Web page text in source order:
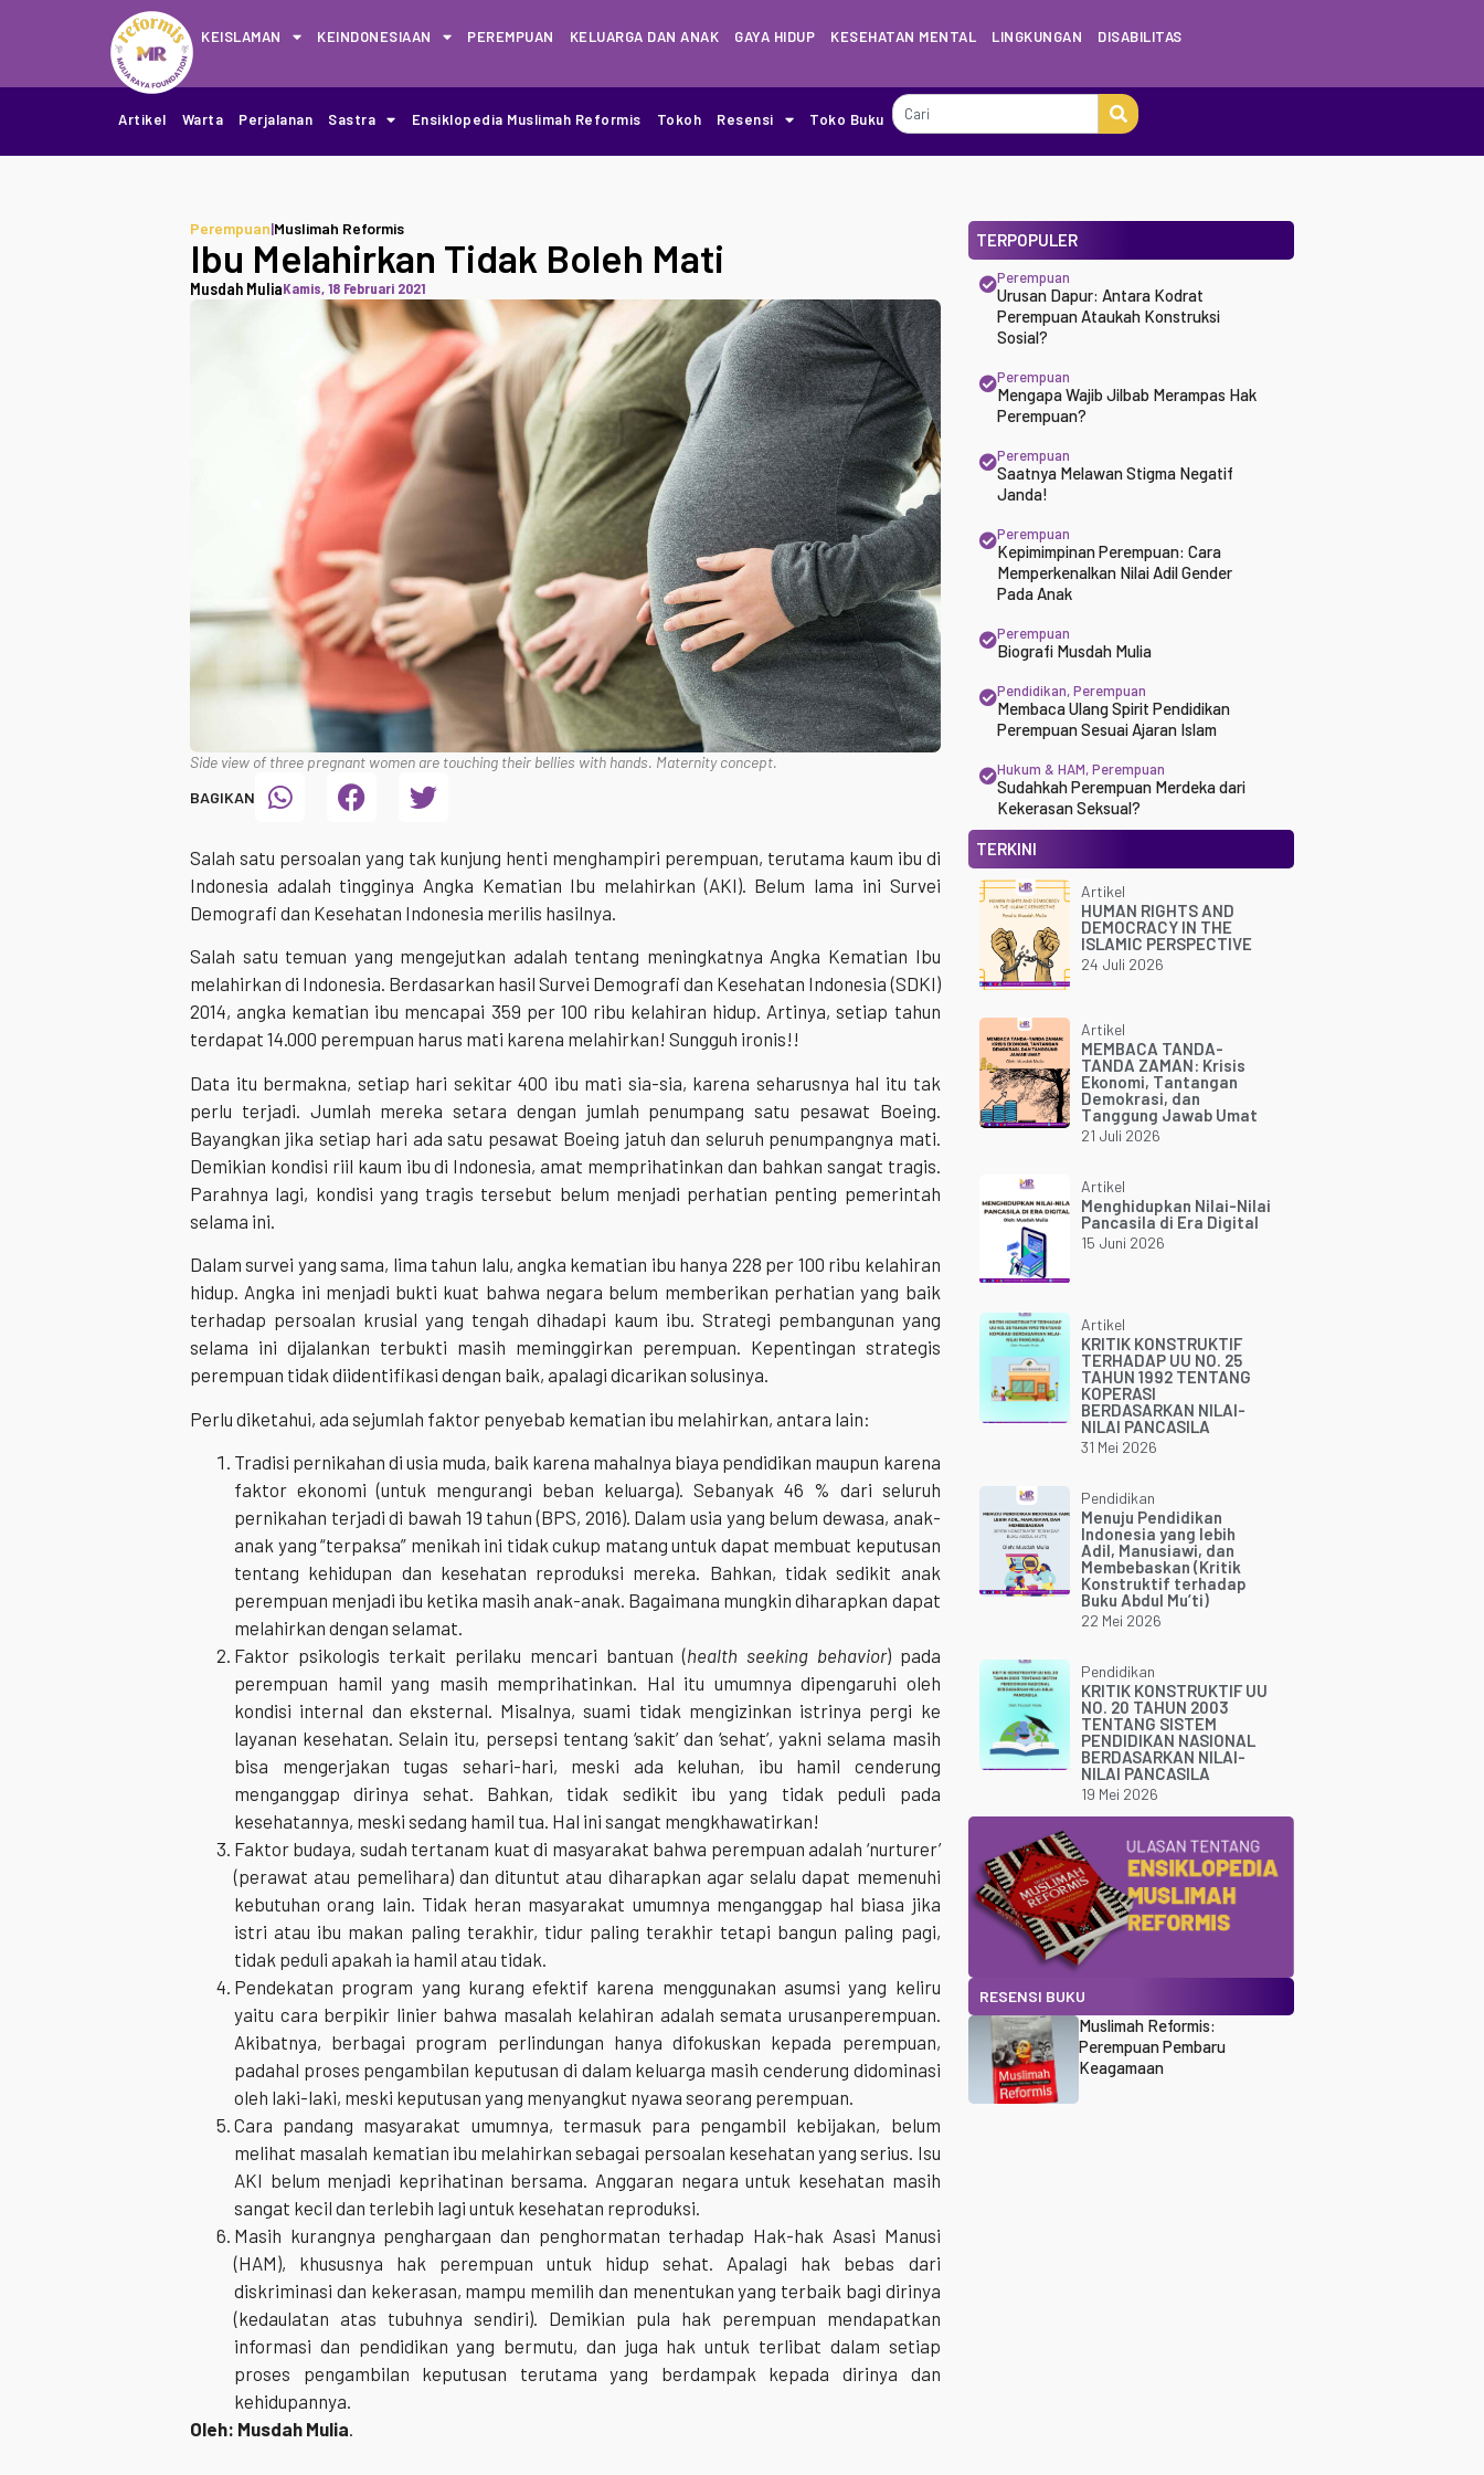
KEISLAMAN KEINDONESIAAN PEREMPUAN KELUARGA DAN ANAK GAYA HIDUP KESEHATAN MENTAL LINGKUNGAN DISABILITAS
Artikel Warta Perjalanan Sastra Ensiklopedia Muslimah Reformis Tokoh Resensi Toko Buku
Perempuan|Muslimah Reformis
Ibu Melahirkan Tidak Boleh Mati
Musdah MuliaKamis, 18 Februari 2021
Side view of three pregnant women are touching their bellies with hands. Maternity concept.
BAGIKAN
Salah satu persoalan yang tak kunjung henti menghampiri perempuan, terutama kaum ibu di
Indonesia adalah tingginya Angka Kematian Ibu melahirkan (AKI). Belum lama ini Survei
Demografi dan Kesehatan Indonesia merilis hasilnya.
Salah satu temuan yang mengejutkan adalah tentang meningkatnya Angka Kematian Ibu
melahirkan di Indonesia. Berdasarkan hasil Survei Demografi dan Kesehatan Indonesia (SDKI)
2014, angka kematian ibu mencapai 359 per 100 ribu kelahiran hidup. Artinya, setiap tahun
terdapat 14.000 perempuan harus mati karena melahirkan! Sungguh ironis!!
Data itu bermakna, setiap hari sekitar 400 ibu mati sia-sia, karena seharusnya hal itu tak
perlu terjadi. Jumlah mereka setara dengan jumlah penumpang satu pesawat Boeing.
Bayangkan jika setiap hari ada satu pesawat Boeing jatuh dan seluruh penumpangnya mati.
Demikian kondisi riil kaum ibu di Indonesia, amat memprihatinkan dan bahkan sangat tragis.
Parahnya lagi, kondisi yang tragis tersebut belum menjadi perhatian penting pemerintah
selama ini.
Dalam survei yang sama, lima tahun lalu, angka kematian ibu hanya 228 per 100 ribu kelahiran
hidup. Angka ini menjadi bukti kuat bahwa negara belum memberikan perhatian yang baik
terhadap persoalan krusial yang tengah dihadapi kaum ibu. Strategi pembangunan yang
selama ini dijalankan terbukti masih meminggirkan perempuan. Kepentingan strategis
perempuan tidak diidentifikasi dengan baik, apalagi dicarikan solusinya.
Perlu diketahui, ada sejumlah faktor penyebab kematian ibu melahirkan, antara lain:
Tradisi pernikahan di usia muda, baik karena mahalnya biaya pendidikan maupun karena
faktor ekonomi (untuk mengurangi beban keluarga). Sebanyak 46 % dari seluruh
pernikahan terjadi di bawah 19 tahun (BPS, 2016). Dalam usia yang belum dewasa, anak-
anak yang “terpaksa” menikah ini tidak cukup matang untuk dapat membuat keputusan
tentang kehidupan dan kesehatan reproduksi mereka. Bahkan, tidak sedikit anak
perempuan menjadi ibu ketika masih anak-anak. Bagaimana mungkin diharapkan dapat
melahirkan dengan selamat.
Faktor psikologis terkait perilaku mencari bantuan (health seeking behavior) pada
perempuan hamil yang masih memprihatinkan. Hal itu umumnya dipengaruhi oleh
kondisi internal dan eksternal. Misalnya, suami tidak mengizinkan istrinya pergi ke
layanan kesehatan. Selain itu, persepsi tentang ‘sakit’ dan ‘sehat’, yakni selama masih
bisa mengerjakan tugas sehari-hari, meski ada keluhan, ibu hamil cenderung
menganggap dirinya sehat. Bahkan, tidak sedikit ibu yang tidak peduli pada
kesehatannya, meski sedang hamil tua. Hal ini sangat mengkhawatirkan!
Faktor budaya, sudah tertanam kuat di masyarakat bahwa perempuan adalah ‘nurturer’
(perawat atau pemelihara) dan dituntut atau diharapkan agar selalu dapat memenuhi
kebutuhan orang lain. Tidak heran masyarakat umumnya menganggap hal biasa jika
istri atau ibu makan paling terakhir, tidur paling terakhir tetapi bangun paling pagi,
tidak peduli apakah ia hamil atau tidak.
Pendekatan program yang kurang efektif karena menggunakan asumsi yang keliru
yaitu cara berpikir linier bahwa masalah kelahiran adalah semata urusanperempuan.
Akibatnya, berbagai program perlindungan hanya difokuskan kepada perempuan,
padahal proses pengambilan keputusan di dalam keluarga masih cenderung didominasi
oleh laki-laki, meski keputusan yang menyangkut nyawa seorang perempuan.
Cara pandang masyarakat umumnya, termasuk para pengambil kebijakan, belum
melihat masalah kematian ibu melahirkan sebagai persoalan kesehatan yang serius. Isu
AKI belum menjadi keprihatinan bersama. Anggaran negara untuk kesehatan masih
sangat kecil dan terlebih lagi untuk kesehatan reproduksi.
Masih kurangnya penghargaan dan penghormatan terhadap Hak-hak Asasi Manusi
(HAM), khususnya hak perempuan untuk hidup sehat. Apalagi hak bebas dari
diskriminasi dan kekerasan, mampu memilih dan menentukan yang terbaik bagi dirinya
(kedaulatan atas tubuhnya sendiri). Demikian pula hak perempuan mendapatkan
informasi dan pendidikan yang bermutu, dan juga hak untuk terlibat dalam setiap
proses pengambilan keputusan terutama yang berdampak kepada dirinya dan
kehidupannya.
Oleh: Musdah Mulia
TERPOPULER
Perempuan
Urusan Dapur: Antara Kodrat
Perempuan Ataukah Konstruksi
Sosial?
Perempuan
Mengapa Wajib Jilbab Merampas Hak
Perempuan?
Perempuan
Saatnya Melawan Stigma Negatif
Janda!
Perempuan
Kepimimpinan Perempuan: Cara
Memperkenalkan Nilai Adil Gender
Pada Anak
Perempuan
Biografi Musdah Mulia
Pendidikan,Perempuan
Membaca Ulang Spirit Pendidikan
Perempuan Sesuai Ajaran Islam
Hukum & HAM,Perempuan
Sudahkah Perempuan Merdeka dari
Kekerasan Seksual?
TERKINI
Artikel
HUMAN RIGHTS AND
DEMOCRACY IN THE
ISLAMIC PERSPECTIVE
24 Juli 2026
Artikel
MEMBACA TANDA-
TANDA ZAMAN: Krisis
Ekonomi, Tantangan
Demokrasi, dan
Tanggung Jawab Umat
21 Juli 2026
Artikel
Menghidupkan Nilai-Nilai
Pancasila di Era Digital
15 Juni 2026
Artikel
KRITIK KONSTRUKTIF
TERHADAP UU NO. 25
TAHUN 1992 TENTANG
KOPERASI
BERDASARKAN NILAI-
NILAI PANCASILA
31 Mei 2026
Pendidikan
Menuju Pendidikan
Indonesia yang lebih
Adil, Manusiawi, dan
Membebaskan (Kritik
Konstruktif terhadap
Buku Abdul Mu’ti)
22 Mei 2026
Pendidikan
KRITIK KONSTRUKTIF UU
NO. 20 TAHUN 2003
TENTANG SISTEM
PENDIDIKAN NASIONAL
BERDASARKAN NILAI-
NILAI PANCASILA
19 Mei 2026
RESENSI BUKU
Muslimah Reformis:
Perempuan Pembaru
Keagamaan